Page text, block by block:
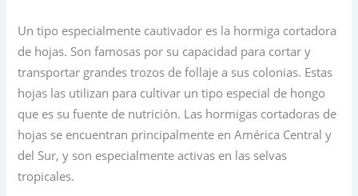
Un tipo especialmente cautivador es la hormiga cortadora
de hojas. Son famosas por su capacidad para cortar y
transportar grandes trozos de follaje a sus colonias. Estas
hojas las utilizan para cultivar un tipo especial de hongo
que es su fuente de nutrición. Las hormigas cortadoras de
hojas se encuentran principalmente en América Central y
del Sur, y son especialmente activas en las selvas
tropicales.